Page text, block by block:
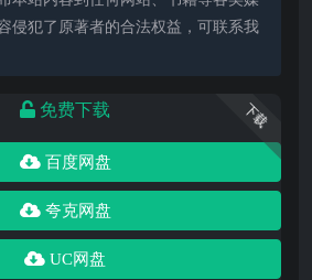
侵犯了原著者的合法权益，可联系我
下载
免费下载
百度网盘
夸克网盘
UC网盘